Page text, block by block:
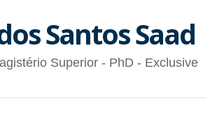
Santos Saad
Superior - PhD - Exclusive